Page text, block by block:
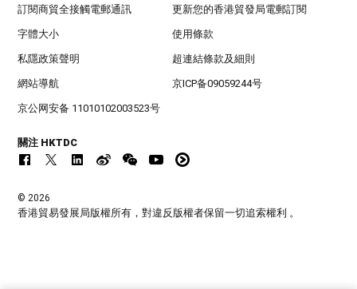
訂閱商貿全接觸電郵通訊 更新您的香港貿發局電郵訂閱
字體大小 使用條款
私隱政策聲明 超連結條款及細則
網站導航 京ICP备09059244号
京公网安备 11010102003523号
關注 HKTDC
© 2026
香港貿易發展局版權所有，對違反版權者保留一切追索權利 。